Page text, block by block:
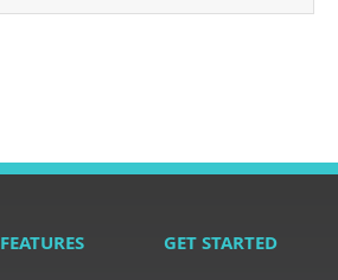
FEATURES GET STARTED